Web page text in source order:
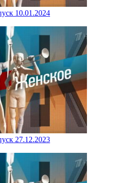
10.01.2024
27.12.2023